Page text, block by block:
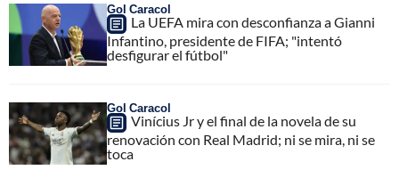
Gol Caracol
La UEFA mira con desconfianza a Gianni
Infantino, presidente de FIFA; "intentó
desfigurar el fútbol"
Gol Caracol
Vinícius Jr y el final de la novela de su
renovación con Real Madrid; ni se mira, ni se
toca